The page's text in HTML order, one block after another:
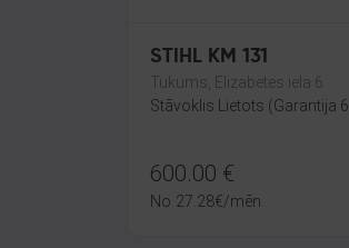
STIHL KM 131
Tukums, Elizabetes iela 6
Stāvoklis Lietots (Garantija
600.00 €
No 27.28€/mēn.